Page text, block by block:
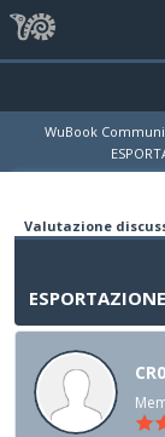
WuBook
Valutazione